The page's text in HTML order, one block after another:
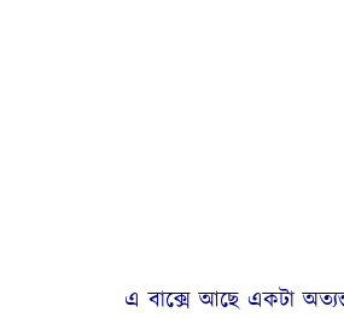
এ বাক্সে আছে একটা